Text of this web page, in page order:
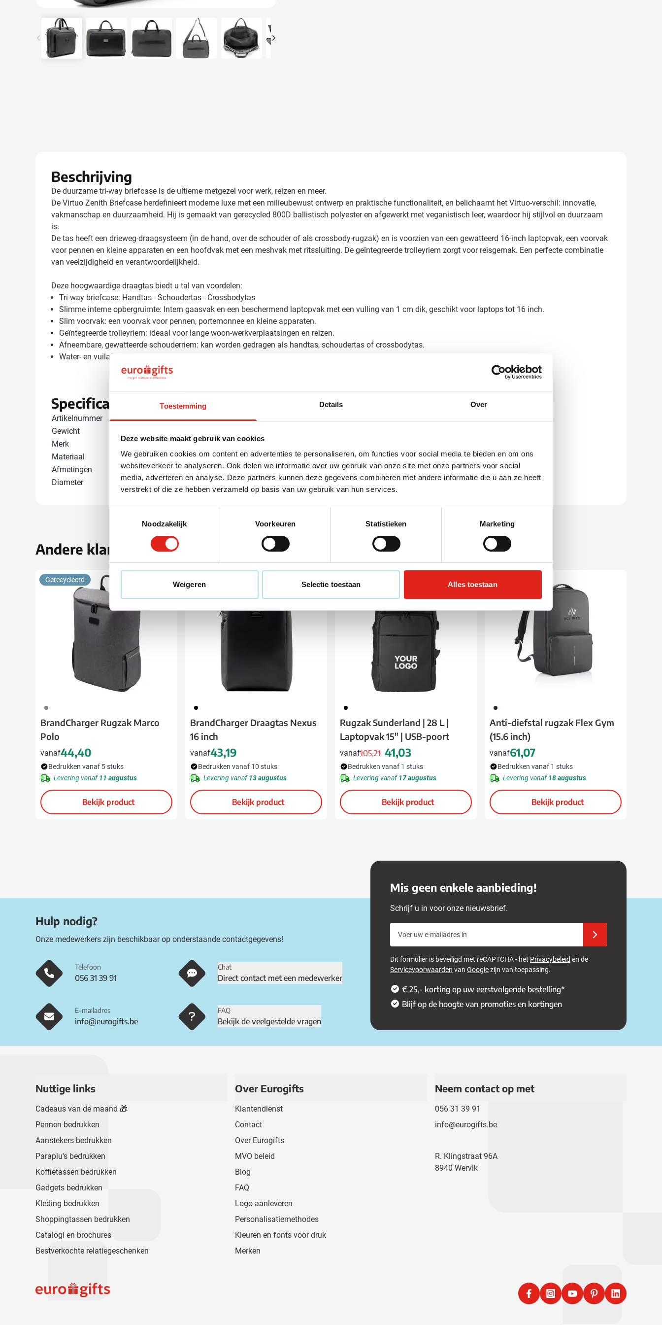
Toestemming Details Over
Deze website maakt gebruik van cookies
We gebruiken cookies om content en advertenties te personaliseren, om functies voor social media te bieden en om ons
websiteverkeer te analyseren. Ook delen we informatie over uw gebruik van onze site met onze partners voor social
media, adverteren en analyse. Deze partners kunnen deze gegevens combineren met andere informatie die u aan ze heeft
verstrekt of die ze hebben verzameld op basis van uw gebruik van hun services.
Noodzakelijk
Voorkeuren Statistieken Marketing
Weigeren Selectie toestaan Alles toestaan
View larger imageView larger imageView larger imageView larger imageView larger image
Beschrijving
De duurzame tri-way briefcase is de ultieme metgezel voor werk, reizen en meer.
De Virtuo Zenith Briefcase herdefinieert moderne luxe met een milieubewust ontwerp en praktische functionaliteit, en belichaamt het Virtuo-verschil: innovatie,
vakmanschap en duurzaamheid. Hij is gemaakt van gerecycled 800D ballistisch polyester en afgewerkt met veganistisch leer, waardoor hij stijlvol en duurzaam
is.
De tas heeft een drieweg-draagsysteem (in de hand, over de schouder of als crossbody-rugzak) en is voorzien van een gewatteerd 16-inch laptopvak, een voorvak
voor pennen en kleine apparaten en een hoofdvak met een meshvak met ritssluiting. De geïntegreerde trolleyriem zorgt voor reisgemak. Een perfecte combinatie
van veelzijdigheid en verantwoordelijkheid.
Deze hoogwaardige draagtas biedt u tal van voordelen:
Tri-way briefcase: Handtas - Schoudertas - Crossbodytas
Slimme interne opbergruimte: Intern gaasvak en een beschermend laptopvak met een vulling van 1 cm dik, geschikt voor laptops tot 16 inch.
Slim voorvak: een voorvak voor pennen, portemonnee en kleine apparaten.
Geïntegreerde trolleyriem: ideaal voor lange woon-werkverplaatsingen en reizen.
Afneembare, gewatteerde schouderriem: kan worden gedragen als handtas, schoudertas of crossbodytas.
Water- en vuilafstotende materialen: gerecycled 800D ballistisch polyester en geaccentueerd met veganistisch leer.
Specificaties
Artikelnummer
1355997
Gewicht
Merk
BrandCharger
Materiaal
Gerecycled polyester
Afmetingen
41 cm x 29 cm x 4 cm (l x b x h)
Diameter
0 cm
Andere klanten kozen ook voor
003
BrandCharger Rugzak Marco
Polo
vanaf44,40
Gerecycleerd
Bedrukken vanaf 5 stuks
Levering vanaf11 augustus
Bekijk product
001
BrandCharger Draagtas Nexus
16 inch
vanaf43,19
Bedrukken vanaf 10 stuks
Levering vanaf13 augustus
Bekijk product
001
Rugzak Sunderland | 28 L |
Laptopvak 15" | USB-poort
vanaf
Normale prijs
105,21
Speciale prijs
41,03
Bedrukken vanaf 1 stuks
Levering vanaf17 augustus
Bekijk product
208
Anti-diefstal rugzak Flex Gym
(15.6 inch)
vanaf61,07
Bedrukken vanaf 1 stuks
Levering vanaf18 augustus
Bekijk product
Hulp nodig?
Onze medewerkers zijn beschikbaar op onderstaande contactgegevens!
Telefoon
056 31 39 91
Chat
Direct contact met een medewerker
E-mailadres
info@eurogifts.be
FAQ
Bekijk de veelgestelde vragen
Mis geen enkele aanbieding!
Schrijf u in voor onze nieuwsbrief.
Dit formulier is beveiligd met reCAPTCHA - het Privacybeleid en de
Servicevoorwaarden van Googlezijn van toepassing.
€ 25,- korting op uw eerstvolgende bestelling*
Blijf op de hoogte van promoties en kortingen
Nuttige links
Cadeaus van de maand 🎁
Pennen bedrukken
Aanstekers bedrukken
Paraplu's bedrukken
Koffietassen bedrukken
Gadgets bedrukken
Kleding bedrukken
Shoppingtassen bedrukken
Catalogi en brochures
Bestverkochte relatiegeschenken
Over Eurogifts
Klantendienst
Contact
Over Eurogifts
MVO beleid
Blog
FAQ
Logo aanleveren
Personalisatiemethodes
Kleuren en fonts voor druk
Merken
Neem contact op met
056 31 39 91
info@eurogifts.be
R. Klingstraat 96A
8940 Wervik
FacebookInstagramYouTubePinterestLinkedIn